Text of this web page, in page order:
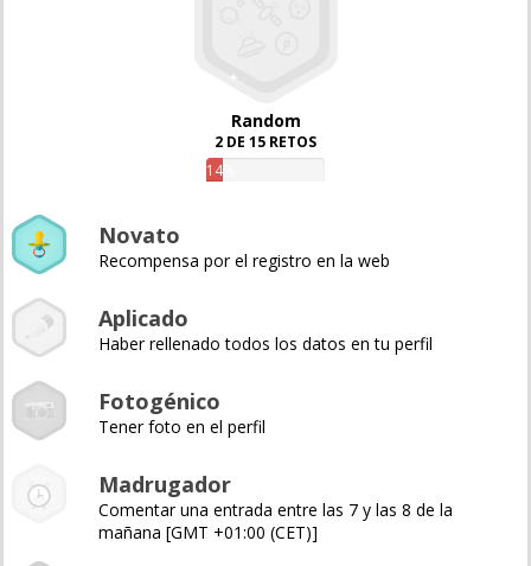
Random
2 DE 15 RETOS
14%
Novato
Recompensa por el registro en la web
Aplicado
Haber rellenado todos los datos en tu perfil
Fotogénico
Tener foto en el perfil
Madrugador
Comentar una entrada entre las 7 y las 8 de la
mañana [GMT +01:00 (CET)]